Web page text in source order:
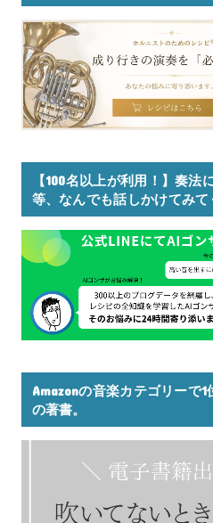
【100名以上が利用！】奏法
等、なんでも話しかけてみて
Amazonの音楽カテゴリーで
の著書。